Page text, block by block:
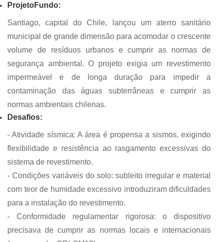
ProjetoFundo:
Santiago, capital do Chile, lançou um aterro sanitário
municipal de grande dimensão para acomodar o crescente
volume de resíduos urbanos e cumprir as normas de
segurança ambiental. O projeto exigia um revestimento
impermeável e de longa duração para impedir a
contaminação das águas subterrâneas e cumprir as
normas ambientais chilenas.
Desafios:
- Atividade sísmica: A área é propensa a sismos, exigindo
flexibilidade e resistência ao rasgamento excessivas do
sistema de revestimento.
- Condições variáveis ​​do solo: subleito irregular e material
com teor de humidade excessivo introduziram dificuldades
para a instalação do revestimento.
- Conformidade regulamentar rigorosa: o dispositivo
precisava de cumprir as normas locais e internacionais